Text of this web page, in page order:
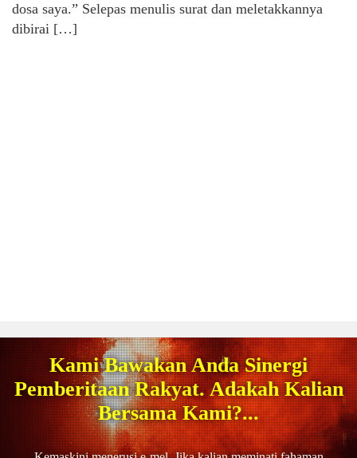
dosa saya.” Selepas menulis surat dan meletakkannya
dibirai […]
Kami Bawakan Anda Sinergi
Pemberitaan Rakyat. Adakah Kalian
Bersama Kami?...